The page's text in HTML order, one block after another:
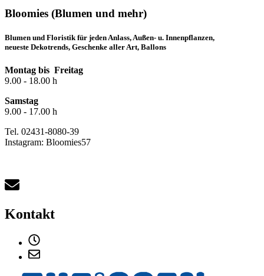
Bloomies (Blumen und mehr)
Blumen und Floristik für jeden Anlass, Außen- u. Innenpflanzen,
neueste Dekotrends, Geschenke aller Art, Ballons
Montag bis Freitag
9.00 - 18.00 h
Samstag
9.00 - 17.00 h
Tel. 02431-8080-39
Instagram: Bloomies57
Kontakt